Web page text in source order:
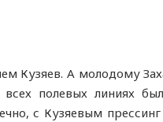
Кузяев. А молодому
полевых линиях
с Кузяевым